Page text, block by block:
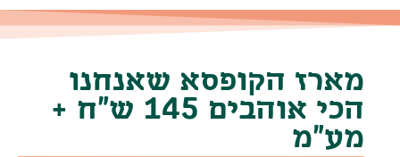
מארז הקופסא שאנחנו
הכי אוהבים 145 ש"ח +
מע"מ